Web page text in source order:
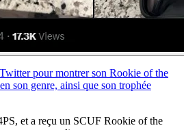
pour montrer son Rookie of the
son genre, ainsi que son trophée
et a reçu un SCUF Rookie of the